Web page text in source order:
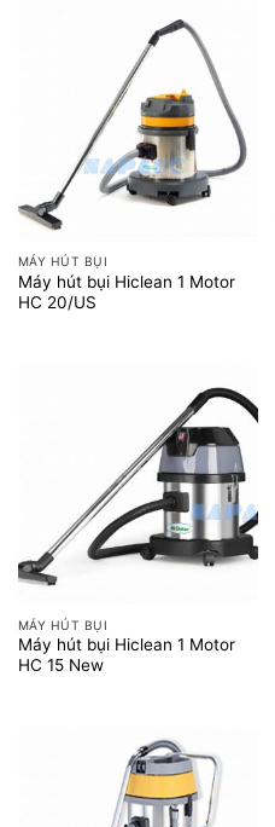
MÁY HÚT BỤI
Máy hút bụi Hiclean 1 Motor
HC 20/US
MÁY HÚT BỤI
Máy hút bụi Hiclean 1 Motor
HC 15 New